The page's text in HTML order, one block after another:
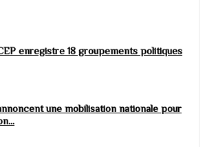
enregistre 18 groupements politiques
une mobilisation nationale pour